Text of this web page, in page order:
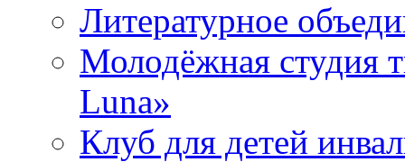
Литературное
Молодёжная студия
Luna»
Клуб для детей